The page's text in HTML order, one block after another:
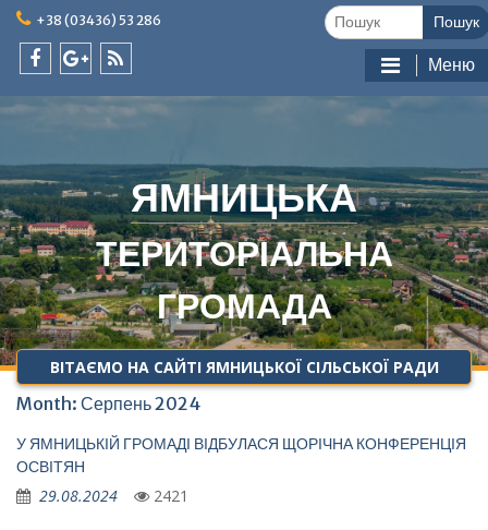
Skip
content
+38 (03436) 53 286
plus
ЯМНИЦЬКА
ТЕРИТОРІАЛЬНА
ГРОМАДА
Меню
ВІТАЄМО НА САЙТІ ЯМНИЦЬКОЇ СІЛЬСЬКОЇ РАДИ
Month: Серпень 2024
У ЯМНИЦЬКІЙ ГРОМАДІ ВІДБУЛАСЯ ЩОРІЧНА КОНФЕРЕНЦІЯ
ОСВІТЯН
29.08.2024 2421
Шукати: